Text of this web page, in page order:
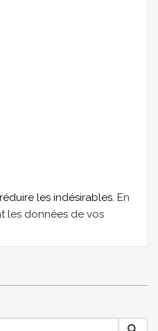
les indésirables. En
les données de vos